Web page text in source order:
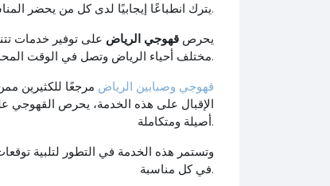
يترك انطباعًا إيجابيًا لدى كل من يحضر.
يحرص قهوجي الرياض على توفير خدمات
مختلف أحياء الرياض وتصل في الوقت.
قهوجي وصبابين الرياض مرجعًا للكثيرين
الإقبال على هذه الخدمة، يحرص القهوجي
أصيلة ومتكاملة.
وتستمر هذه الخدمة في التطور لتلبية
في كل مناسبة.